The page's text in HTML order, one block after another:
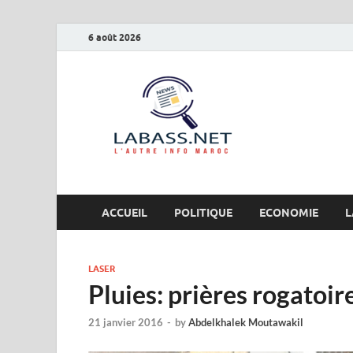
6 août 2026
ACCUEIL POLITIQUE ECONOMIE
LASER
Pluies: prières
21 janvier 2016 - byAbdelkhalek Moutawakil